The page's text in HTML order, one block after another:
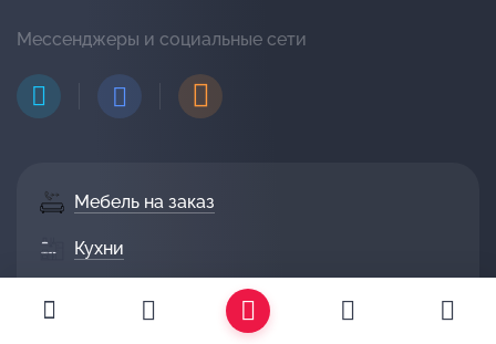
Мебель на заказ
Кухни
Мессенджеры и социальные сети